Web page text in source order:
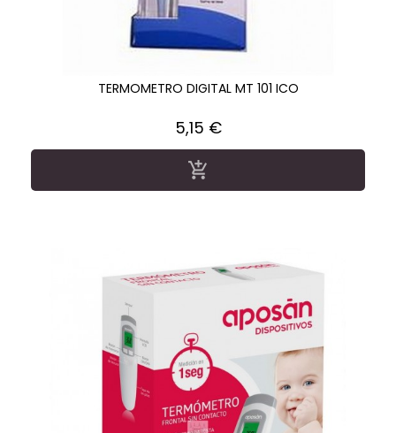
TERMOMETRO DIGITAL MT 101 ICO
Precio
5,15 €
